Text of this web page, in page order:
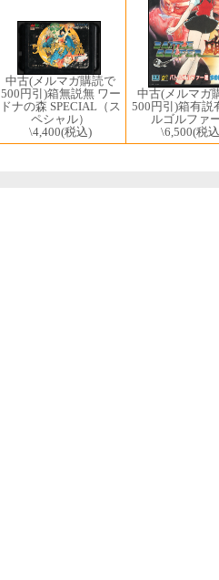
中古(メルマガ購読で
500円引)箱無説無 ワー
ドナの森 SPECIAL（ス
ペシャル）
\4,400(税込)
中古(メルマガ
500円引)箱有説
ルゴルファ
\6,500(税